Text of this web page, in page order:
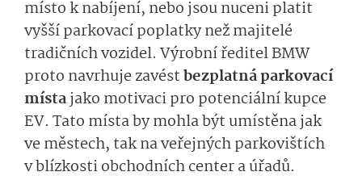
místo k nabíjení, nebo jsou nuceni platit
vyšší parkovací poplatky než majitelé
tradičních vozidel. Výrobní ředitel BMW
proto navrhuje zavéstbezplatná parkovací
místajako motivaci pro potenciální kupce
EV. Tato místa by mohla být umístěna jak
ve městech, tak na veřejných parkovištích
v blízkosti obchodních center a úřadů.